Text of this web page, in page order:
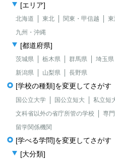
[エリア]
北海道 東北 関東・甲信越
九州・沖縄
[都道府県]
茨城県 栃木県 群馬県 埼玉県
新潟県
山梨県 長野県
[学校の種類]を変更してさがす
国公立大学 国公立短大 私立短
文科省以外の省庁所管の学校
専
留学関係機関
[学べる学問]を変更してさがす
[大分類]